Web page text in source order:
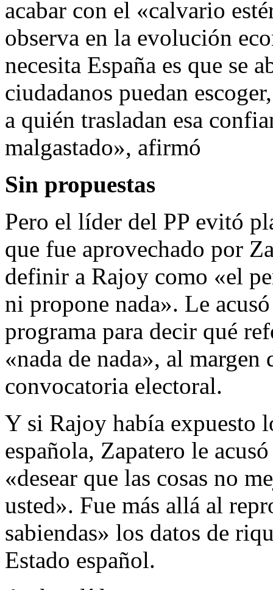
acabar con el «calvario
observa en la evolución
necesita España es que se
ciudadanos puedan
a quién trasladan esa
malgastado», afirmó
Sin propuestas
Pero el líder del PP evitó
que fue aprovechado por
definir a Rajoy como «el
ni propone nada». Le
programa para decir qué
«nada de nada», al
convocatoria electoral.
Y si Rajoy había expuesto
española, Zapatero le
«desear que las cosas no
usted». Fue más allá al
sabiendas» los datos de
Estado español.